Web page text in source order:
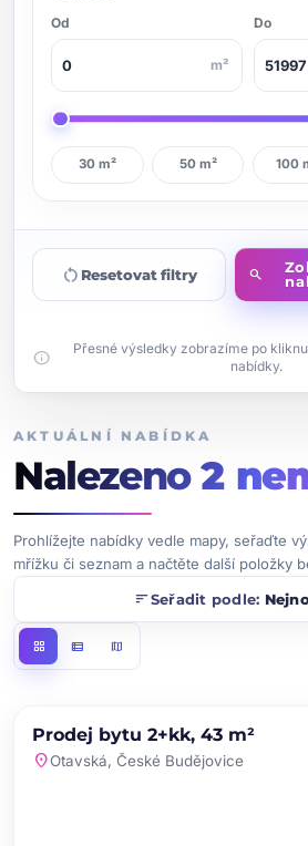
Od
m²
Do
30 m² 50 m² 100
restart_alt Resetovat filtry search
info
Přesné výsledky zobrazíme po
nabídky.
AKTUÁLNÍ NABÍDKA
Nalezeno2
Prohlížejte nabídky vedle mapy, seřaďte
mřížku či seznam a načtěte další položky
sortSeřadit podle:
grid_view view_list map
PRODEJ
Prodej bytu 2+kk, 43 m²
location_onOtavská, České Budějovice